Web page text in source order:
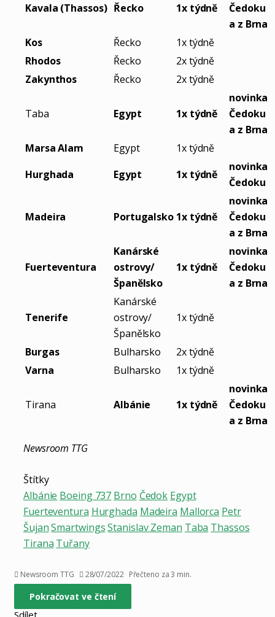
Kavala (Thassos) Řecko 1x týdně
Čedoku
a z Brna
Kos
Řecko
1x týdně
Rhodos
Řecko
2x týdně
Zakynthos
Řecko 2x týdně
Taba Egypt 1x týdně
novinka
Čedoku
a z Brna
Marsa Alam
Egypt
1x týdně
Hurghada
Egypt 1x týdně
novinka
Čedoku
Madeira Portugalsko 1x týdně
novinka
Čedoku
a z Brna
Fuerteventura
Kanárské
ostrovy/
Španělsko
1x týdně
novinka
Čedoku
a z Brna
Tenerife
Kanárské
ostrovy/
Španělsko
1x týdně
Burgas Bulharsko
2x týdně
Varna
Bulharsko 1x týdně
Tirana Albánie 1x týdně
novinka
Čedoku
a z Brna
Newsroom TTG
Štítky
Albánie Boeing 737 Brno Čedok Egypt
Fuerteventura Hurghada Madeira Mallorca Petr
Šujan SmartwingsStanislav Zeman Taba Thassos
Tirana Tuřany
Newsroom TTG 28/07/2022 Přečteno za 3 min.
Pokračovat ve čtení
Sdílet